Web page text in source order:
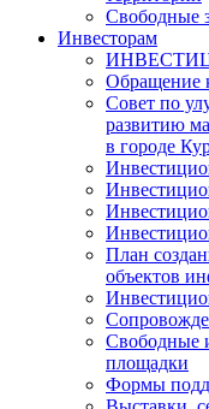
Свободные
Инвесторам
Обращение
Совет по
развитию
в городе
План
объектов
Свободные
площадки
Формы